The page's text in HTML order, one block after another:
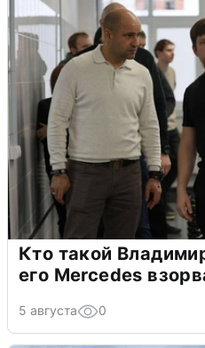
Кто такой
его Mercedes
5 августа 0